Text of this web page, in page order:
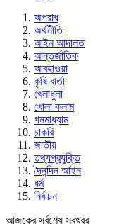
অপরাধ
অর্থনীতি
আইন আদালত
আন্তর্জাতিক
আবহাওয়া
কৃষি বার্তা
খেলাধুলা
খোলা কলাম
গনমাধ্যাম
চাকরি
জাতীয়
তথ্যপ্রযুক্তি
দৈনন্দিন আইন
ধর্ম
নির্বাচন
আজকের সর্বশেষ সবখবর